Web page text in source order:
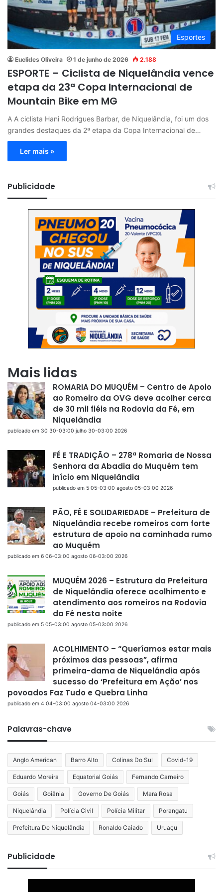
Esportes
Euclides Oliveira 1 de junho de 2026 2.188
ESPORTE – Ciclista de Niquelândia vence
etapa da 23ª Copa Internacional de
Mountain Bike em MG
A A ciclista Hani Rodrigues Barbar, de Niquelândia, foi um dos
grandes destaques da 2ª etapa da Copa Internacional de…
Ler mais »
Publicidade
Mais lidas
ROMARIA DO MUQUÉM – Centro de Apoio
ao Romeiro da OVG deve acolher cerca
de 30 mil fiéis na Rodovia da Fé, em
Niquelândia
publicado em 30 30-03:00 julho 30-03:00 2026
FÉ E TRADIÇÃO – 278ª Romaria de Nossa
Senhora da Abadia do Muquém tem
início em Niquelândia
publicado em 5 05-03:00 agosto 05-03:00 2026
PÃO, FÉ E SOLIDARIEDADE – Prefeitura de
Niquelândia recebe romeiros com forte
estrutura de apoio na caminhada rumo
ao Muquém
publicado em 6 06-03:00 agosto 06-03:00 2026
MUQUÉM 2026 – Estrutura da Prefeitura
de Niquelândia oferece acolhimento e
atendimento aos romeiros na Rodovia
da Fé nesta noite
publicado em 5 05-03:00 agosto 05-03:00 2026
ACOLHIMENTO – “Queríamos estar mais
próximos das pessoas”, afirma
primeira-dama de Niquelândia após
sucesso do ‘Prefeitura em Ação’ nos
povoados Faz Tudo e Quebra Linha
publicado em 4 04-03:00 agosto 04-03:00 2026
Palavras-chave
Anglo American Barro Alto Colinas Do Sul Covid-19
Eduardo Moreira Equatorial Goiás Fernando Carneiro
Goiás Goiânia Governo De Goiás Mara Rosa
Niquelândia Polícia Civil Polícia Militar Porangatu
Prefeitura De Niquelândia Ronaldo Caiado Uruaçu
Publicidade